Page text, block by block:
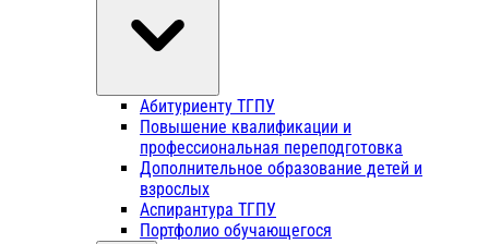
Абитуриенту ТГПУ
Повышение квалификации и
профессиональная переподготовка
Дополнительное образование детей и
взрослых
Аспирантура ТГПУ
Портфолио обучающегося